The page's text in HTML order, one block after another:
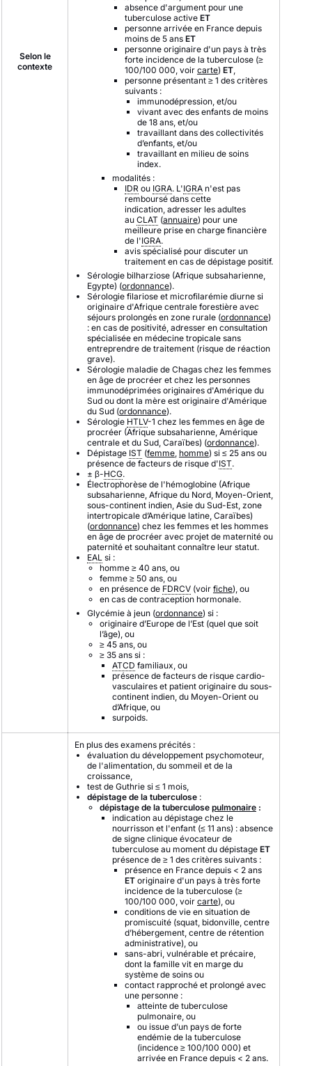
Selon le
contexte
absence d'argument pour une
tuberculose active ET
personne arrivée en France depuis
moins de 5 ans ET
personne originaire d'un pays à très
forte incidence de la tuberculose (≥
100/100 000, voir carte) ET,
personne présentant ≥ 1 des critères
suivants :
immunodépression, et/ou
vivant avec des enfants de moins
de 18 ans, et/ou
travaillant dans des collectivités
d’enfants, et/ou
travaillant en milieu de soins
index.
modalités :
IDR ou IGRA. L'IGRA n'est pas
remboursé dans cette
indication, adresser les adultes
au CLAT (annuaire) pour une
meilleure prise en charge financière
de l'IGRA.
avis spécialisé pour discuter un
traitement en cas de dépistage positif.
Sérologie bilharziose (Afrique subsaharienne,
Egypte) (ordonnance).
Sérologie filariose et microfilarémie diurne si
originaire d'Afrique centrale forestière avec
séjours prolongés en zone rurale (ordonnance)
: en cas de positivité, adresser en consultation
spécialisée en médecine tropicale sans
entreprendre de traitement (risque de réaction
grave).
Sérologie maladie de Chagas chez les femmes
en âge de procréer et chez les personnes
immunodéprimées originaires d'Amérique du
Sud ou dont la mère est originaire d'Amérique
du Sud (ordonnance).
Sérologie HTLV-1 chez les femmes en âge de
procréer (Afrique subsaharienne, Amérique
centrale et du Sud, Caraïbes) (ordonnance).
Dépistage IST (femme, homme) si ≤ 25 ans ou
présence de facteurs de risque d'IST.
± β-HCG.
Électrophorèse de l'hémoglobine (Afrique
subsaharienne, Afrique du Nord, Moyen-Orient,
sous-continent indien, Asie du Sud-Est, zone
intertropicale d’Amérique latine, Caraïbes)
(ordonnance) chez les femmes et les hommes
en âge de procréer avec projet de maternité ou
paternité et souhaitant connaître leur statut.
EAL si :
homme ≥ 40 ans, ou
femme ≥ 50 ans, ou
en présence de FDRCV (voir fiche), ou
en cas de contraception hormonale.
Glycémie à jeun (ordonnance) si :
originaire d’Europe de l’Est (quel que soit
l’âge), ou
≥ 45 ans, ou
≥ 35 ans si :
ATCD familiaux, ou
présence de facteurs de risque cardio-
vasculaires et patient originaire du sous-
continent indien, du Moyen-Orient ou
d’Afrique, ou
surpoids.
En plus des examens précités :
évaluation du développement psychomoteur,
de l'alimentation, du sommeil et de la
croissance,
test de Guthrie si ≤ 1 mois,
dépistage de la tuberculose :
dépistage de la tuberculose pulmonaire :
indication au dépistage chez le
nourrisson et l'enfant (≤ 11 ans) : absence
de signe clinique évocateur de
tuberculose au moment du dépistage ET
présence de ≥ 1 des critères suivants :
présence en France depuis < 2 ans
ET originaire d'un pays à très forte
incidence de la tuberculose (≥
100/100 000, voir carte), ou
conditions de vie en situation de
promiscuité (squat, bidonville, centre
d’hébergement, centre de rétention
administrative), ou
sans-abri, vulnérable et précaire,
dont la famille vit en marge du
système de soins ou
contact rapproché et prolongé avec
une personne :
atteinte de tuberculose
pulmonaire, ou
ou issue d’un pays de forte
endémie de la tuberculose
(incidence ≥ 100/100 000) et
arrivée en France depuis < 2 ans.